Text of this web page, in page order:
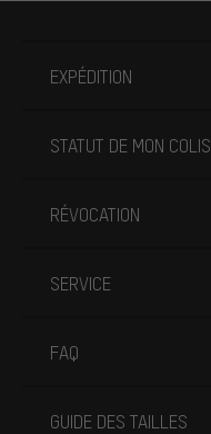
EXPÉDITION
STATUT DE MON COLIS
RÉVOCATION
SERVICE
FAQ
GUIDE DES TAILLES